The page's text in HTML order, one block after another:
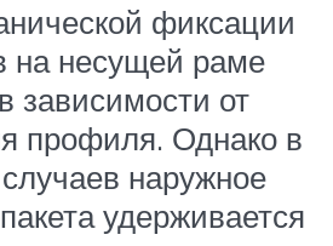
фиксации
на несущей раме
зависимости от
профиля. Однако в
наружное
удерживается